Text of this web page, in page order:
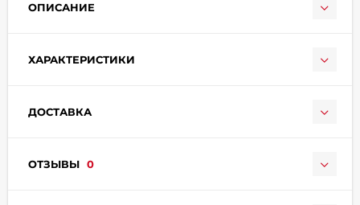
ОПИСАНИЕ
ХАРАКТЕРИСТИКИ
ДОСТАВКА
ОТЗЫВЫ 0
раз в 2 недели